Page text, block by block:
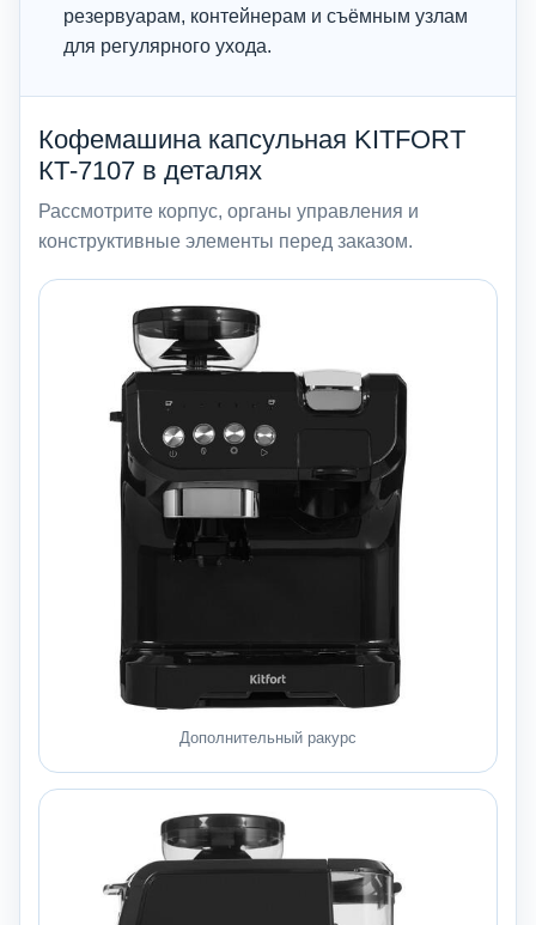
резервуарам, контейнерам и съёмным узлам
для регулярного ухода.
Кофемашина капсульная KITFORT
КТ-7107 в деталях
Рассмотрите корпус, органы управления и
конструктивные элементы перед заказом.
Дополнительный ракурс